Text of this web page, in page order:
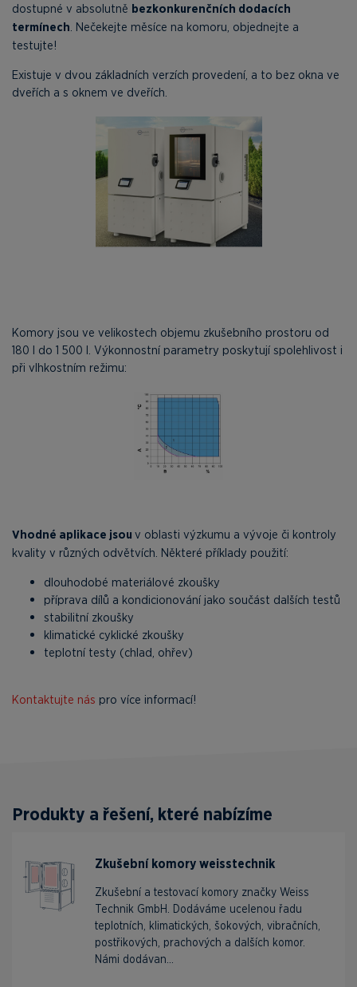
dostupné v absolutně bezkonkurenčních dodacích
termínech . Nečekejte měsíce na komoru, objednejte a
testujte!
Existuje v dvou základních verzích provedení, a to bez okna ve
dveřích a s oknem ve dveřích.
Komory jsou ve velikostech objemu zkušebního prostoru od
180 l do 1 500 l. Výkonnostní parametry poskytují spolehlivost i
při vlhkostním režimu:
Vhodné aplikace jsou v oblasti výzkumu a vývoje či kontroly
kvality v různých odvětvích. Některé příklady použití:
dlouhodobé materiálové zkoušky
příprava dílů a kondicionování jako součást dalších testů
stabilitní zkoušky
klimatické cyklické zkoušky
teplotní testy (chlad, ohřev)
Kontaktujte nás pro více informací!
Produkty a řešení, které nabízíme
Zkušební komory weisstechnik
Zkušební a testovací komory značky Weiss
Technik GmbH. Dodáváme ucelenou řadu
teplotních, klimatických, šokových, vibračních,
postřikových, prachových a dalších komor.
Námi dodávan...